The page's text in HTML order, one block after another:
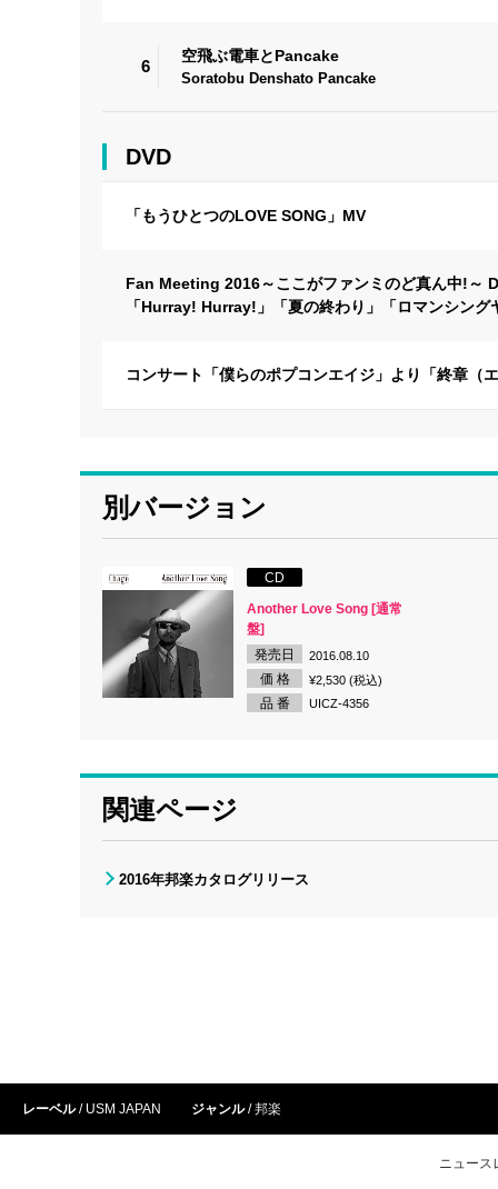
6
空飛ぶ電車とPancake
Soratobu Denshato Pancake
DVD
「もうひとつのLOVE SONG」MV
Fan Meeting 2016～ここがファンミのど真ん中!～
「Hurray! Hurray!」「夏の終わり」「ロマンシング
コンサート「僕らのポプコンエイジ」より「終章（
別バージョン
CD
Another Love Song [通常
盤]
発売日
2016.08.10
価 格 ¥2,530 (税込)
品 番 UICZ-4356
関連ページ
2016年邦楽カタログリリース
レーベル USM JAPAN ジャンル 邦楽
ニュース